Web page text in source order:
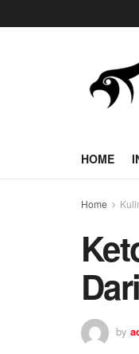
HOME
Home
by